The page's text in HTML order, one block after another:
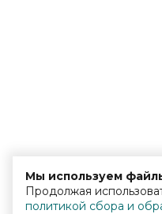
Мы используем
Продолжая
политикой сбора и